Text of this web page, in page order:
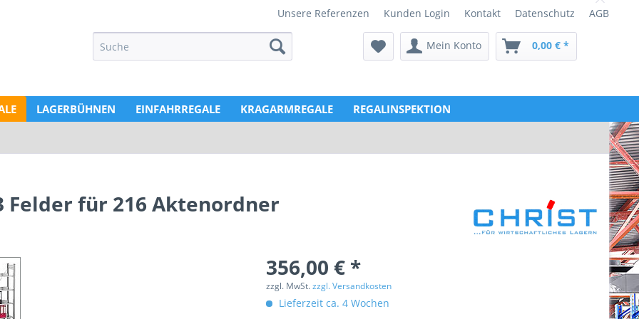
Unsere Referenzen Kunden Login Kontakt Datenschutz AGB
Mein Konto 0,00 € *
LAGERBÜHNEN EINFAHRREGALE KRAGARMREGALE REGALINSPEKTION
für 216 Aktenordner
356,00 € *
zzgl. MwSt.zzgl. Versandkosten
Lieferzeit ca. 4 Wochen